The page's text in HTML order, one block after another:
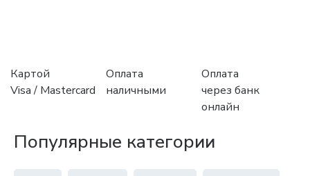
Картой
Visa / Mastercard
Оплата
наличными
Оплата
через банк
онлайн
Популярные категории